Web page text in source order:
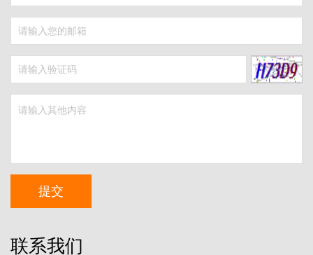
提交
联系我们